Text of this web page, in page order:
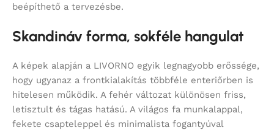
beépíthető a tervezésbe.
Skandináv forma, sokféle hangulat
A képek alapján a LIVORNO egyik legnagyobb erőssége,
hogy ugyanaz a frontkialakítás többféle enteriőrben is
hitelesen működik. A fehér változat különösen friss,
letisztult és tágas hatású. A világos fa munkalappal,
fekete csapteleppel és minimalista fogantyúval